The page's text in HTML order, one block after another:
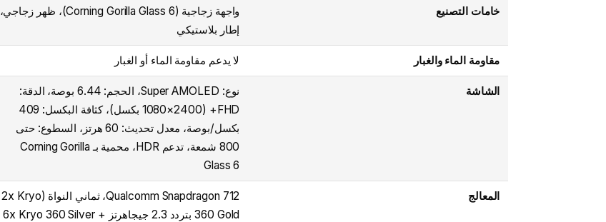
خامات التصنيع
واجهة زجاجية (Corning Gorilla Glass 6)، ظهر زجاجي،
إطار بلاستيكي
مقاومة الماء والغبار لا يدعم مقاومة الماء أو الغبار
الشاشة
نوع: Super AMOLED، الحجم: 6.44 بوصة، الدقة:
FHD+ (1080×2400 بكسل)، كثافة البكسل: 409
بكسل/بوصة، معدل تحديث: 60 هرتز، السطوع: حتى
800 شمعة، تدعم HDR، محمية بـ Corning Gorilla
Glass 6
المعالج
Qualcomm Snapdragon 712، ثماني النواة (2x Kryo
360 Gold بتردد 2.3 جيجاهرتز + 6x Kryo 360 Silver